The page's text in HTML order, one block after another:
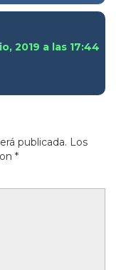
2019 a las 17:44
publicada. Los
*